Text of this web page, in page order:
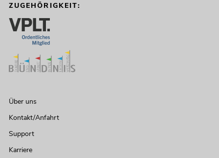
ZUGEHÖRIGKEIT:
Über uns
Kontakt/Anfahrt
Support
Karriere